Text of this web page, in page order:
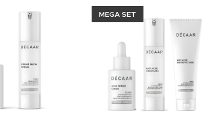
MEGA SET